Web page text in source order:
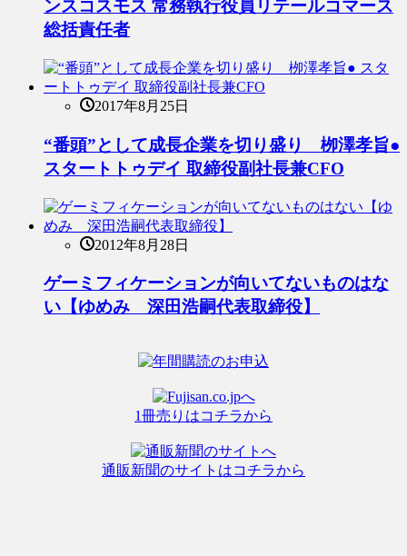
ンスコスモス 常務執行役員リテールコマース
総括責任者
2017年8月25日
“番頭”として成長企業を切り盛り 栁澤孝旨●
スタートトゥデイ 取締役副社長兼CFO
2012年8月28日
ゲーミフィケーションが向いてないものはな
い【ゆめみ 深田浩嗣代表取締役】
1冊売りはコチラから
通販新聞のサイトはコチラから